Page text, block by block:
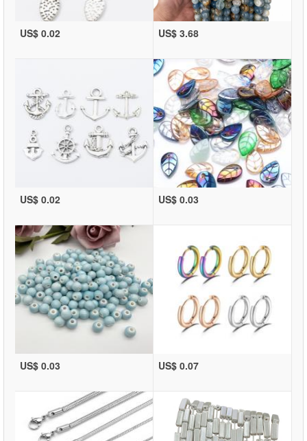
US$ 0.02 US$ 3.68
US$ 0.02 US$ 0.03
US$ 0.03 US$ 0.07